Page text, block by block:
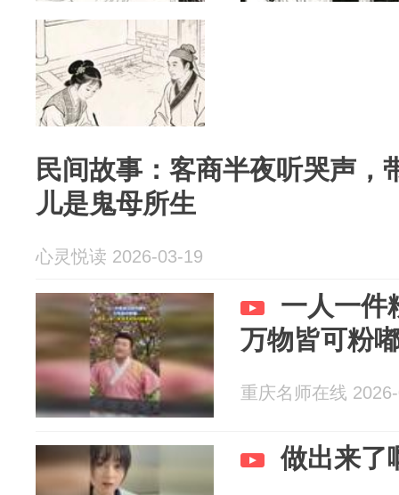
民间故事：客商半夜听哭声，
儿是鬼母所生
心灵悦读 2026-03-19
一人一件
万物皆可粉
重庆名师在线
做出来了